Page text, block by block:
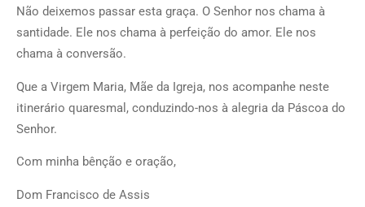
Não deixemos passar esta graça. O Senhor nos chama à
santidade. Ele nos chama à perfeição do amor. Ele nos
chama à conversão.
Que a Virgem Maria, Mãe da Igreja, nos acompanhe neste
itinerário quaresmal, conduzindo-nos à alegria da Páscoa do
Senhor.
Com minha bênção e oração,
Dom Francisco de Assis